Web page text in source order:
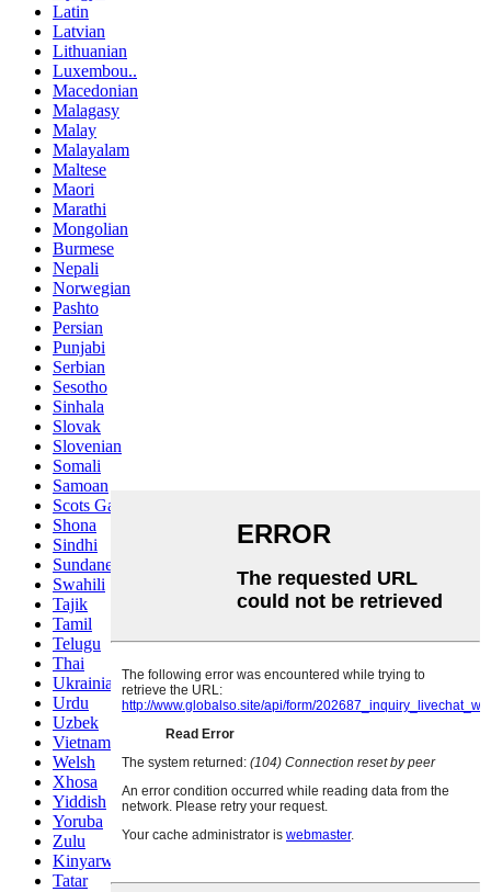
Latin
Latvian
Lithuanian
Luxembou..
Macedonian
Malagasy
Malay
Malayalam
Maltese
Maori
Marathi
Mongolian
Burmese
Nepali
Norwegian
Pashto
Persian
Punjabi
Serbian
Sesotho
Sinhala
Slovak
Slovenian
Somali
Samoan
Scots Gaelic
Shona
Sindhi
Sundanese
Swahili
Tajik
Tamil
Telugu
Thai
Ukrainian
Urdu
Uzbek
Vietnamese
Welsh
Xhosa
Yiddish
Yoruba
Zulu
Kinyarwanda
Tatar